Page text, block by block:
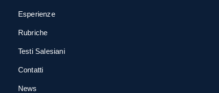
Esperienze
Rubriche
Testi Salesiani
Contatti
News